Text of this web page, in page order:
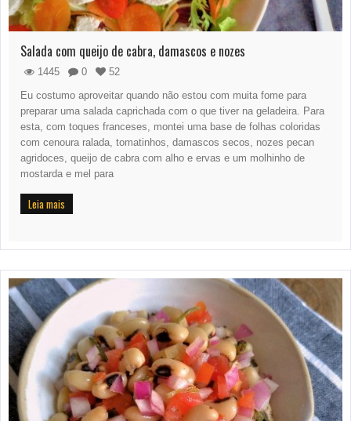
Salada com queijo de cabra, damascos e nozes
1445 0
52
Eu costumo aproveitar quando não estou com muita fome para
preparar uma salada caprichada com o que tiver na geladeira. Para
esta, com toques franceses, montei uma base de folhas coloridas
com cenoura ralada, tomatinhos, damascos secos, nozes pecan
agridoces, queijo de cabra com alho e ervas e um molhinho de
mostarda e mel para
Leia mais